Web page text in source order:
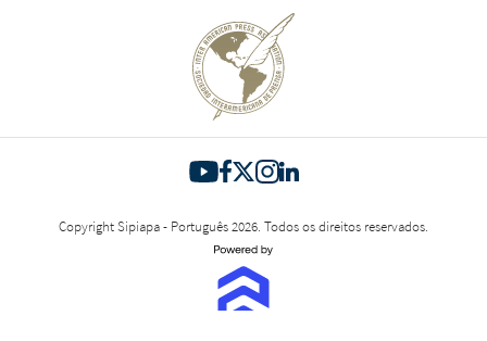
Copyright Sipiapa - Português 2026. Todos os direitos reservados.